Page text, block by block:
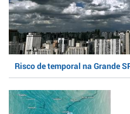
Risco de temporal na Grande